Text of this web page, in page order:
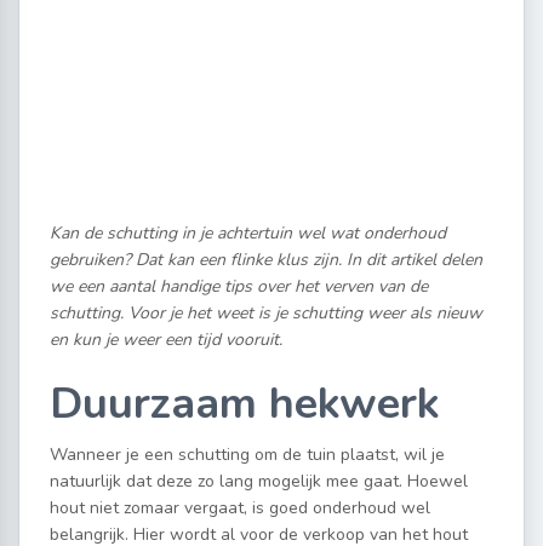
Kan de schutting in je achtertuin wel wat onderhoud
gebruiken? Dat kan een flinke klus zijn. In dit artikel delen
we een aantal handige tips over het verven van de
schutting. Voor je het weet is je schutting weer als nieuw
en kun je weer een tijd vooruit.
Duurzaam hekwerk
Wanneer je een schutting om de tuin plaatst, wil je
natuurlijk dat deze zo lang mogelijk mee gaat. Hoewel
hout niet zomaar vergaat, is goed onderhoud wel
belangrijk. Hier wordt al voor de verkoop van het hout